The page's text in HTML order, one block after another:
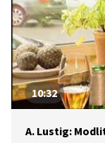
10:32
A. Lustig: